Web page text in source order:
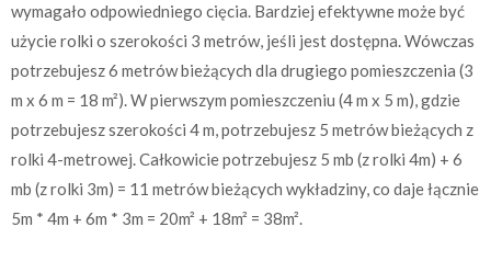
wymagało odpowiedniego cięcia. Bardziej efektywne może być
użycie rolki o szerokości 3 metrów, jeśli jest dostępna. Wówczas
potrzebujesz 6 metrów bieżących dla drugiego pomieszczenia (3
m x 6 m = 18 m²). W pierwszym pomieszczeniu (4 m x 5 m), gdzie
potrzebujesz szerokości 4 m, potrzebujesz 5 metrów bieżących z
rolki 4-metrowej. Całkowicie potrzebujesz 5 mb (z rolki 4m) + 6
mb (z rolki 3m) = 11 metrów bieżących wykładziny, co daje łącznie
5m * 4m + 6m * 3m = 20m² + 18m² = 38m².